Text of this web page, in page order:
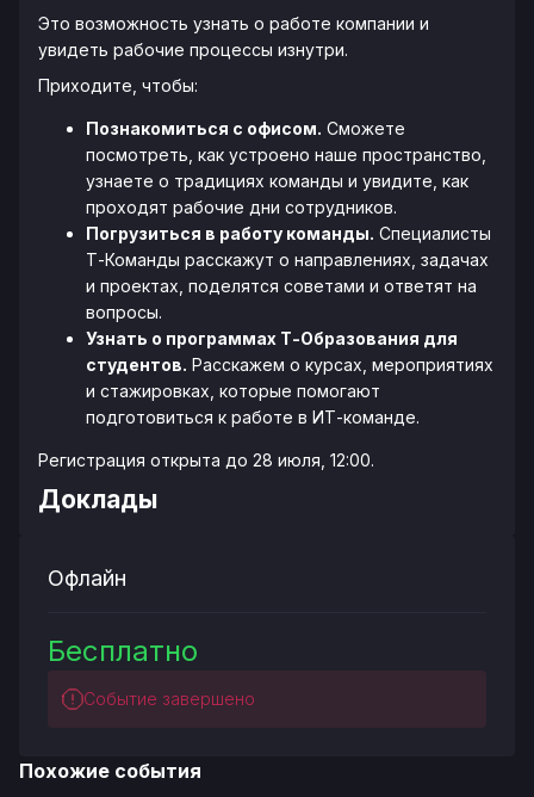
Это возможность узнать о работе компании и
увидеть рабочие процессы изнутри.
Приходите, чтобы:
Познакомиться с офисом. Сможете
посмотреть, как устроено наше пространство,
узнаете о традициях команды и увидите, как
проходят рабочие дни сотрудников.
Погрузиться в работу команды. Специалисты
Т-Команды расскажут о направлениях, задачах
и проектах, поделятся советами и ответят на
вопросы.
Узнать о программах Т-Образования для
студентов. Расскажем о курсах, мероприятиях
и стажировках, которые помогают
подготовиться к работе в ИТ-команде.
Регистрация открыта до 28 июля, 12:00.
Доклады
Офлайн
Бесплатно
Событие завершено
Похожие события